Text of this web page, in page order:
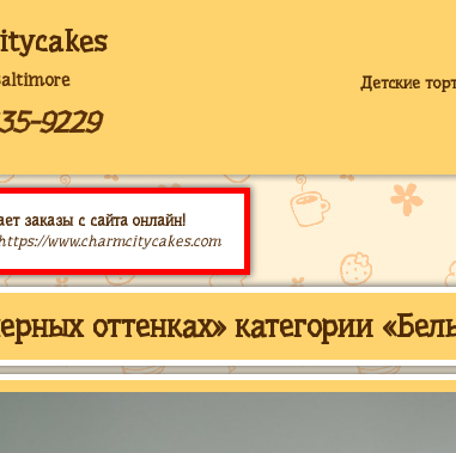
9229
Детские
заказы с сайта онлайн!
www.charmcitycakes.com
оттенках» категории